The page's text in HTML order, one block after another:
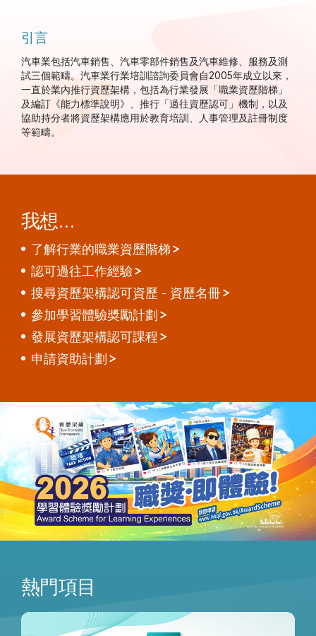
引言
汽車業包括汽車銷售、汽車零部件銷售及汽車維修、服務及測
試三個範疇。汽車業行業培訓諮詢委員會自2005年成立以來，
一直於業內推行資歷架構，包括為行業發展「職業資歷階梯」
及編訂 《能力標準說明》
、推行「過往資歷認可」機制，以及
協助持分者將資歷架構應用於教育培訓、人事管理及註冊制度
等範疇。
我想…
了解行業的職業資歷階梯
認可過往工作經驗
搜尋資歷架構認可資歷 - 資歷名冊
參加學習體驗奬勵計劃
發展資歷架構認可課程
申請資助計劃
熱門項目